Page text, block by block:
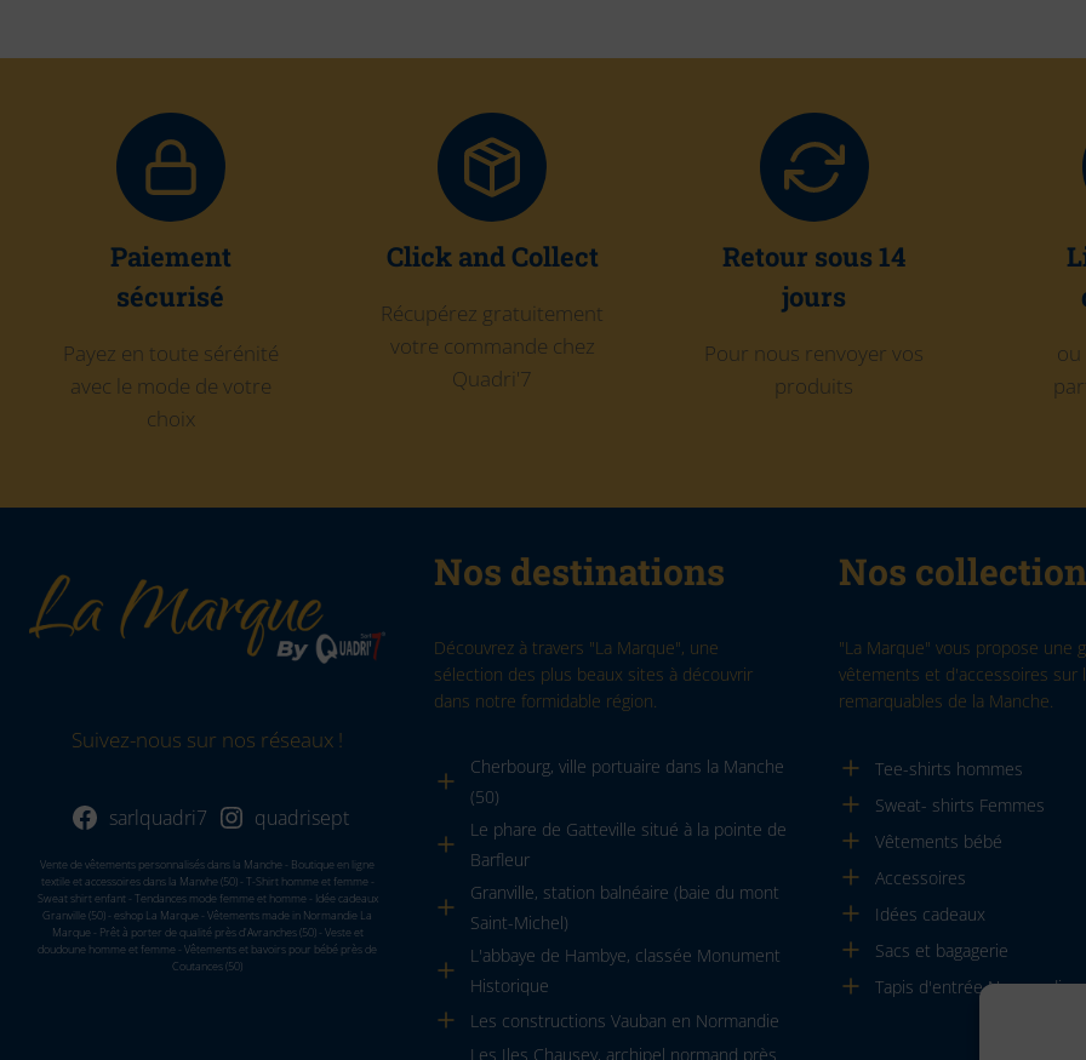
Paiement
sécurisé
Payez en toute sérénité
avec le mode de votre
choix
Click and Collect
Récupérez gratuitement
votre commande chez
Quadri'7
Retour sous 14
jours
Pour nous renvoyer vos
produits
Suivez-nous sur nos réseaux !
sarlquadri7 quadrisept
Vente de vêtements personnalisés dans la Manche - Boutique en ligne
textile et accessoires dans la Manvhe (50) - T-Shirt homme et femme -
Sweat shirt enfant - Tendances mode femme et homme - Idée cadeaux
Granville (50) - eshop La Marque - Vêtements made in Normandie La
Marque - Prêt à porter de qualité près d'Avranches (50) - Veste et
doudoune homme et femme - Vêtements et bavoirs pour bébé près de
Coutances (50)
Nos destinations
Découvrez à travers "La Marque", une
sélection des plus beaux sites à découvrir
dans notre formidable région.
Cherbourg, ville portuaire dans la Manche
(50)
Le phare de Gatteville situé à la pointe de
Barfleur
Granville, station balnéaire (baie du mont
Saint-Michel)
L'abbaye de Hambye, classée Monument
Historique
Les constructions Vauban en Normandie
Les Iles Chausey, archipel normand près
Nos
"La Marque" vous propose une
vêtements et d'accessoires sur
remarquables de la Manche.
Tee-shirts hommes
Sweat- shirts Femmes
Vêtements bébé
Accessoires
Idées cadeaux
Sacs et bagagerie
Tapis d'entrée Normandie